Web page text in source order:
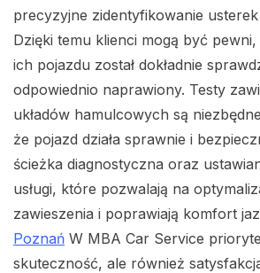
precyzyjne zidentyfikowanie
Dzięki temu klienci mogą być
ich pojazdu został dokładnie
odpowiednio naprawiony. Testy
układów hamulcowych są
że pojazd działa sprawnie i
ścieżka diagnostyczna oraz
usługi, które pozwalają na
zawieszenia i poprawiają komfort
Poznań W MBA Car Service
skuteczność, ale również